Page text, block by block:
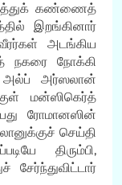
கண்ணைத்
இறங்கினார்
அடங்கிய
நகரை நோக்கி
அல்ப் அர்ஸலான்
மன்ஸிகெர்த்
ரோமானஸின்
செய்தி
திரும்பி,
சேர்ந்துவிட்டார்